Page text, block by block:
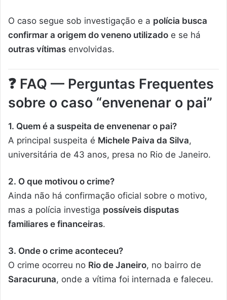
O caso segue sob investigação e a polícia busca
confirmar a origem do veneno utilizado e se há
outras vítimas envolvidas.
❓ FAQ — Perguntas Frequentes
sobre o caso “envenenar o pai”
1. Quem é a suspeita de envenenar o pai?
A principal suspeita é Michele Paiva da Silva,
universitária de 43 anos, presa no Rio de Janeiro.
2. O que motivou o crime?
Ainda não há confirmação oficial sobre o motivo,
mas a polícia investiga possíveis disputas
familiares e financeiras.
3. Onde o crime aconteceu?
O crime ocorreu no Rio de Janeiro, no bairro de
Saracuruna, onde a vítima foi internada e faleceu.